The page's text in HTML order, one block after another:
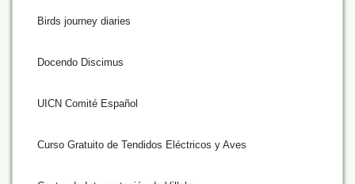
Birds journey diaries
Docendo Discimus
UICN Comité Español
Curso Gratuito de Tendidos Eléctricos y Aves